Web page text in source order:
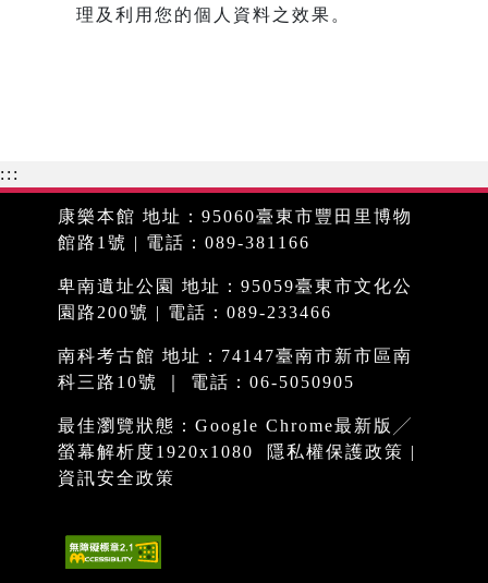
理及利用您的個人資料之效果。
:::
康樂本館 地址：95060臺東市豐田里博物
館路1號 | 電話：089-381166
卑南遺址公園 地址：95059臺東市文化公
園路200號 | 電話：089-233466
南科考古館 地址：74147臺南市新市區南
科三路10號 ｜ 電話：06-5050905
最佳瀏覽狀態：Google Chrome最新版╱
螢幕解析度1920x1080
隱私權保護政策 |
資訊安全政策